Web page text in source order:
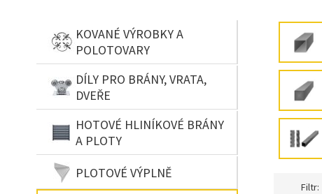
KOVANÉ VÝROBKY A
POLOTOVARY
DÍLY PRO BRÁNY, VRATA,
DVEŘE
HOTOVÉ HLINÍKOVÉ BRÁNY
A PLOTY
PLOTOVÉ VÝPLNĚ
Filtr: